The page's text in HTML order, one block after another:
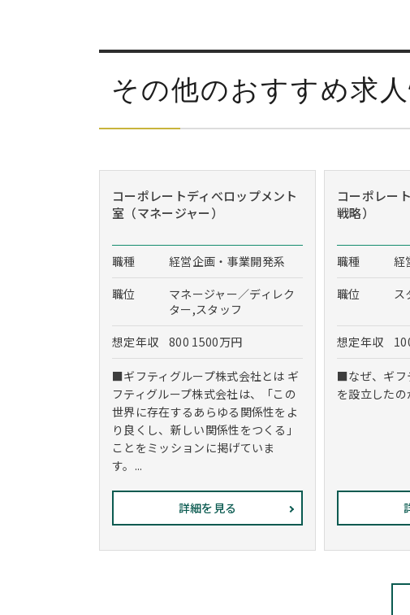
その他のおすすめ求
コーポレートディべロップメント
室（マネージャー）
職種
経営企画・事業開発系
職位
マネージャー／ディレク
ター,スタッフ
想定年収
800 1500万円
■ギフティグループ株式会社とは ギ
フティグループ株式会社は、「この
世界に存在するあらゆる関係性をよ
り良くし、新しい関係性をつくる」
ことをミッションに掲げていま
す。...
詳細を見る
コーポレー
戦略）
職種
経
職位
ス
想定年収
■なぜ、ギフ
を設立したの